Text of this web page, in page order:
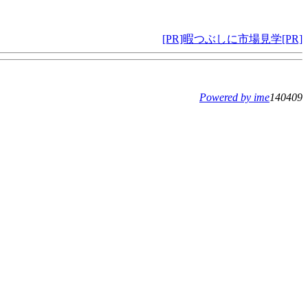
[PR]暇つぶしに市場見学[PR]
Powered by ime140409